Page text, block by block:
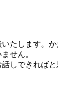
たします。
せん。
しできればと